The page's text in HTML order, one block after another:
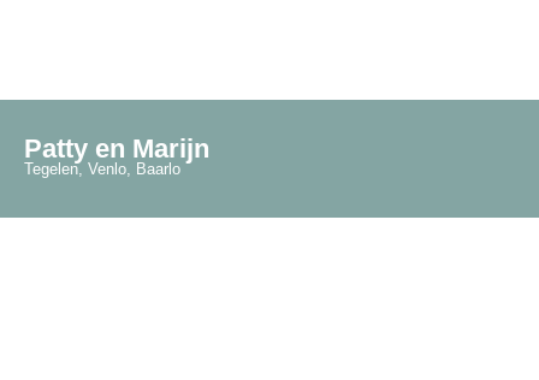
Patty en Marijn
Tegelen, Venlo, Baarlo